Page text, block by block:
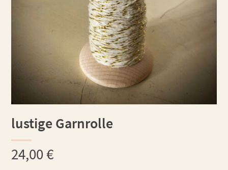
lustige Garnrolle
24,00€